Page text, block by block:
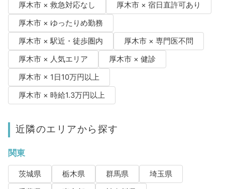
厚木市 × 救急対応なし
厚木市 × 宿日直許可あり
厚木市 × ゆったりめ勤務
厚木市 × 駅近・徒歩圏内
厚木市 × 専門医不問
厚木市 × 人気エリア
厚木市 × 健診
厚木市 × 1日10万円以上
厚木市 × 時給1.3万円以上
近隣のエリアから探す
関東
茨城県 栃木県 群馬県
埼玉県